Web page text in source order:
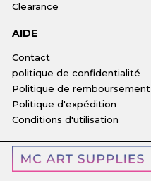
Clearance
AIDE
Contact
politique de confidentialité
Politique de remboursement
Politique d'expédition
Conditions d'utilisation